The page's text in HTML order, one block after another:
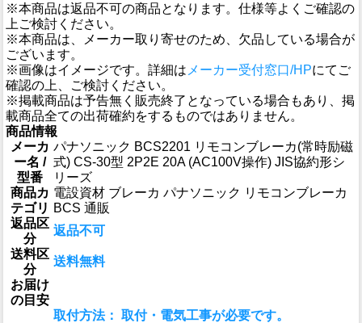
※本商品は返品不可の商品となります。仕様等よくご確認の
上ご検討ください。
※本商品は、メーカー取り寄せのため、欠品している場合が
ございます。
※画像はイメージです。詳細は メーカー受付窓口/HPにてご
確認の上、ご検討ください。
※掲載商品は予告無く販売終了となっている場合もあり、掲
載商品全ての出荷確約をするものではありません。
商品情報
メーカ
ー名 /
型番
パナソニック BCS2201 リモコンブレーカ(常時励磁
式) CS-30型 2P2E 20A (AC100V操作) JIS協約形シ
リーズ
商品カ
テゴリ
電設資材 ブレーカ パナソニック リモコンブレーカ
BCS 通販
返品区
分
返品不可
送料区
分
送料無料
お届け
の目安
取付方法： 取付・電気工事が必要です。